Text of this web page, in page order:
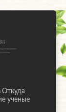
Откуда
ученые